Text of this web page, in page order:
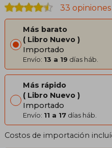
33 opiniones
Más barato
Libro Nuevo
Importado
Envío: 13 a 19 días háb.
Más rápido
Libro Nuevo
Importado
Envío: 11 a 17 días háb.
Costos de importación